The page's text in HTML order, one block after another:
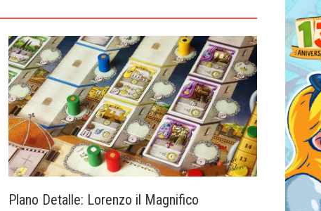
Plano Detalle: Lorenzo il Magnifico